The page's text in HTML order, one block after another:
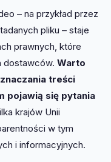
– na przykład przez
pliku – staje
prawnych, które
dostawców. Warto
treści
pojawią się pytania
krajów Unii
w tym
i informacyjnych.